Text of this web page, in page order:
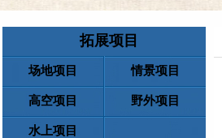
拓展项目
场地项目 情景项目
高空项目 野外项目
水上项目